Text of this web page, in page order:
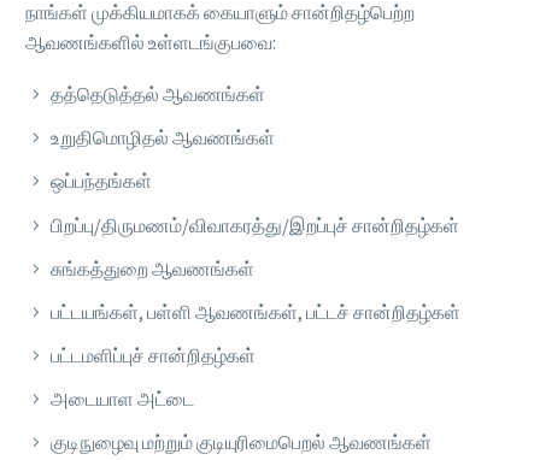
நாங்கள் முக்கியமாகக் கையாளும் சான்றிதழ்பெற்ற
ஆவணங்களில் உள்ளடங்குபவை:
தத்தெடுத்தல் ஆவணங்கள்
உறுதிமொழிதல் ஆவணங்கள்
ஒப்பந்தங்கள்
பிறப்பு/திருமணம்/விவாகரத்து/இறப்புச் சான்றிதழ்கள்
சுங்கத்துறை ஆவணங்கள்
பட்டயங்கள், பள்ளி ஆவணங்கள், பட்டச் சான்றிதழ்கள்
பட்டமளிப்புச் சான்றிதழ்கள்
அடையாள அட்டை
குடிநுழைவு மற்றும் குடியுரிமைபெறல் ஆவணங்கள்